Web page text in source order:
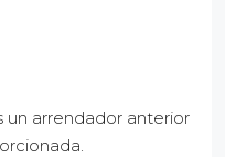
un arrendador anterior